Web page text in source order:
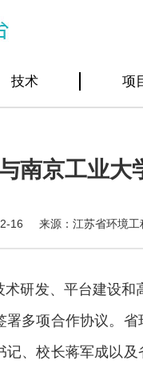
技术 项
南京工业大
16 来源：江苏省环境
研发、平台建设
多项合作协议。
、校长蒋军成以